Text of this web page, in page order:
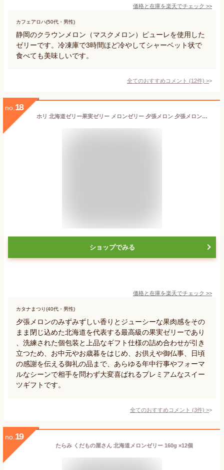
価格と在庫を楽天でチェック >>
カフェアロハ(50代・男性)
静岡のクラウンメロン（マスクメロン）ピューレを使用した
ゼリーです。冷凍庫で3時間ほど冷やしてシャーベット状で
食べても美味しいです。
全てのおすすめコメント (12件) >
no. 18
ホリ 北海道ゼリー果実ゼリー メロンゼリー 夕張メロン 夕張メロンピュアゼリー T-30「お中元」「御歳暮」「ご仏事」「お供え」「御礼」に。
ショップでみる
価格と在庫を楽天でチェック >>
カタナまつり(40代・男性)
夕張メロンのみずみずしい香りとジューシーな果肉感をその
まま閉じ込めた北海道を代表する最高級の果実ゼリーであり
、洗練された個包装と上品なギフト仕様の詰め合わせが引き
立つため、お中元やお歳暮をはじめ、お供えや御仏事、日頃
の感謝を伝える御礼の品まで、あらゆる年中行事やフォーマ
ルなシーンで相手を問わず大変喜ばれるプレミアムなスイー
ツギフトです。
全てのおすすめコメント (3件) >
no. 19
たらみ くだもの屋さん 北海道メロンゼリー 160g ×12個